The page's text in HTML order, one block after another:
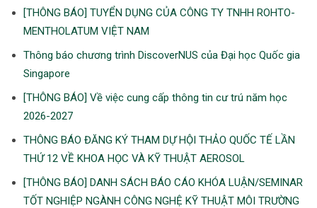
[THÔNG BÁO] TUYỂN DỤNG CỦA CÔNG TY TNHH ROHTO-
MENTHOLATUM VIỆT NAM
Thông báo chương trình DiscoverNUS của Đại học Quốc gia
Singapore
[THÔNG BÁO] Về việc cung cấp thông tin cư trú năm học
2026-2027
THÔNG BÁO ĐĂNG KÝ THAM DỰ HỘI THẢO QUỐC TẾ LẦN
THỨ 12 VỀ KHOA HỌC VÀ KỸ THUẬT AEROSOL
[THÔNG BÁO] DANH SÁCH BÁO CÁO KHÓA LUẬN/SEMINAR
TỐT NGHIỆP NGÀNH CÔNG NGHỆ KỸ THUẬT MÔI TRƯỜNG